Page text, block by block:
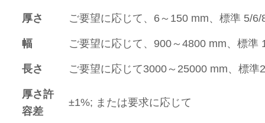
厚さ ご要望に応じて、6～150 mm、標準 5/
幅 ご要望に応じて、900～4800 mm、標準
長さ ご要望に応じて3000～25000 mm、標
厚さ許
容差
±1%; または要求に応じて